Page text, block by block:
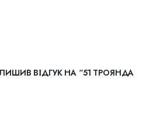
ВІДГУК НА “51 ТРОЯНДА